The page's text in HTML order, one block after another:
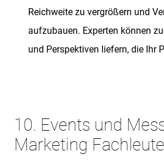
Reichweite zu vergrößern und
aufzubauen. Experten können
und Perspektiven liefern, die Ihr
10. Events und
Marketing Fachleute